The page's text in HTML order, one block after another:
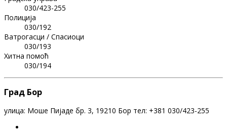
030/423-255
Полиција
030/192
Ватрогасци / Спасиоци
030/193
Хитна помоћ
030/194
Град Бор
улица: Моше Пијаде бр. 3, 19210 Бор тел: +381 030/423-255